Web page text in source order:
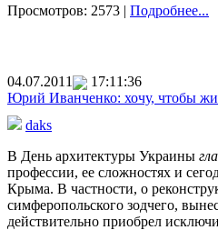
Просмотров: 2573 | Подробнее...
04.07.2011
17:11:36
Юрий Иванченко: хочу, чтобы
daks
В День архитектуры Украины
профессии, ее сложностях и
Крыма. В частности, о
симферопольского зодчего,
действительно приобрел